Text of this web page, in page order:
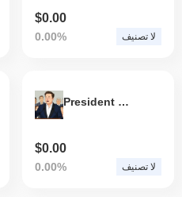
$0.00
0.00% لا تصنيف
President Elon
$0.00
0.00% لا تصنيف